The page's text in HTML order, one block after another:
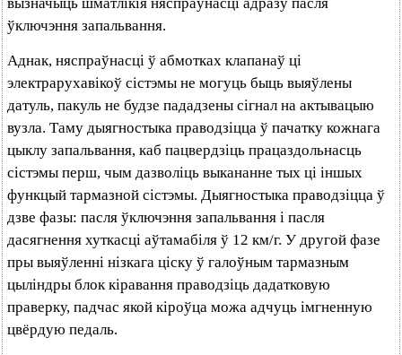
ўключэння запальвання.
Аднак, няспраўнасці ў абмотках клапанаў ці
электрарухавікоў сістэмы не могуць быць выяўлены
датуль, пакуль не будзе пададзены сігнал на актывацыю
вузла. Таму дыягностыка праводзіцца ў пачатку кожнага
цыклу запальвання, каб пацвердзіць працаздольнасць
сістэмы перш, чым дазволіць выкананне тых ці іншых
функцый тармазной сістэмы. Дыягностыка праводзіцца ў
дзве фазы: пасля ўключэння запальвання і пасля
дасягнення хуткасці аўтамабіля ў 12 км/г. У другой фазе
пры выяўленні нізкага ціску ў галоўным тармазным
цыліндры блок кіравання праводзіць дадатковую
праверку, падчас якой кіроўца можа адчуць імгненную
цвёрдую педаль.